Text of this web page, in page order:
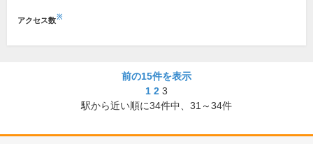
アクセス数※
前の15件を表示
1 2 3
駅から近い順に34件中、 31～34件